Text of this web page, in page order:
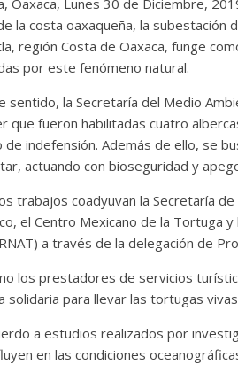
la costa oaxaqueña, la subestación
región Costa de Oaxaca, funge
por este fenómeno natural.
sentido, la Secretaría del Medio
que fueron habilitadas cuatro
indefensión. Además de ello, se
actuando con bioseguridad y
trabajos coadyuvan la Secretaría
el Centro Mexicano de la Tortuga
a través de la delegación de
los prestadores de servicios
solidaria para llevar las tortugas
a estudios realizados por
en las condiciones